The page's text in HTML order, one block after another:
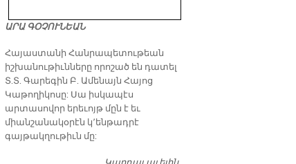
ԱՐԱ ԳՕՉՈՒՆԵԱՆ
​Հայաստանի Հանրապետութեան
իշխանութիւնները որոշած են դատել
Տ.Տ. Գարեգին Բ. Ամենայն Հայոց
Կաթողիկոսը: Սա իսկապէս
արտասովոր երեւոյթ մըն է եւ
միանշանակօրէն կ՚ենթադրէ
գայթակղութիւն մը: